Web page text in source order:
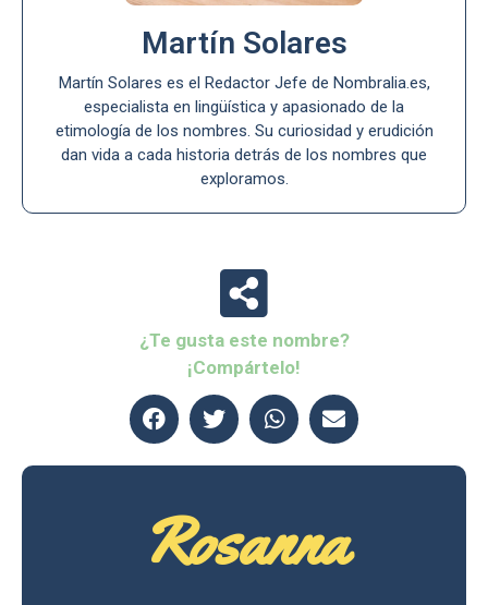
Martín Solares
Martín Solares es el Redactor Jefe de Nombralia.es,
especialista en lingüística y apasionado de la
etimología de los nombres. Su curiosidad y erudición
dan vida a cada historia detrás de los nombres que
exploramos.
¿Te gusta este nombre?
¡Compártelo!
Rosanna